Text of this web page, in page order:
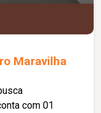
Maravilha
com 01